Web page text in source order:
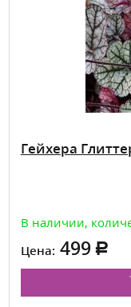
Гейхера
В наличии,
Цена: 499